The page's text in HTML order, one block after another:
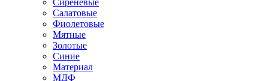
Салатовые
Фиолетовые
Мятные
Золотые
Синие
Материал
МДФ